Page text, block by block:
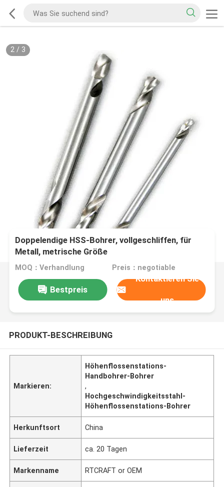
2/ 3
Doppelendige HSS-Bohrer, vollgeschliffen, für
Metall, metrische Größe
MOQ：Verhandlung Preis：negotiable
Bestpreis
Kontaktieren Sie
uns
PRODUKT-BESCHREIBUNG
Markieren:
Höhenflossenstations-
Handbohrer-Bohrer
,
Hochgeschwindigkeitsstahl-
Höhenflossenstations-Bohrer
Herkunftsort China
Lieferzeit ca. 20 Tagen
Markenname RTCRAFT or OEM